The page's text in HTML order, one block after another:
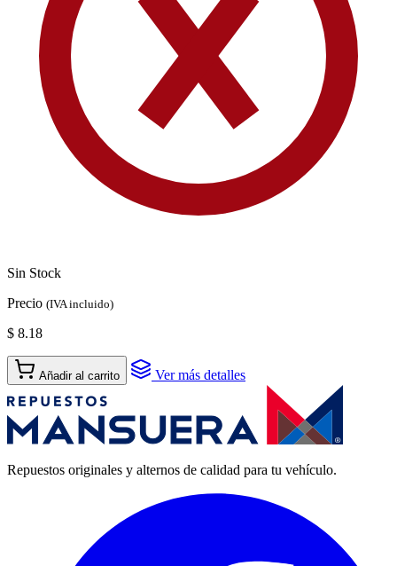
Sin Stock
Precio (IVA incluido)
$ 8.18
Añadir al carrito Ver más detalles
Repuestos originales y alternos de calidad para tu vehículo.